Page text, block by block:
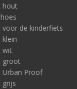
hout
voor de kinderfiets
klein
wit
groot
Urban Proof
grijs